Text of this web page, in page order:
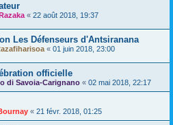
« 22 août 2018, 19:37
Les Défenseurs d'Antsiranana
« 01 juin 2018, 23:00
officielle
di Savoia-Carignano « 02 mai 2018, 22:17
« 21 févr. 2018, 01:25